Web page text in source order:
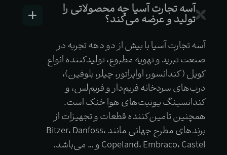
آسه تجارت آسیا چه محصولاتی را
تولید و عرضه می‌کند؟
آسه تجارت آسیا با بیش از دو دهه تجربه در
صنعت تبرید و تهویه مطبوع، تولیدکننده انواع
کویل (کندانسور، اواپراتور، چیلر، بلوفین)،
درب‌های سردخانه فریم‌دار و فریم‌لس، و
کندانسینگ یونیت‌های هوا خنک است.
همچنین تامین‌کننده قطعات و تجهیزات از
برندهای مطرح جهانی مانند Bitzer، Danfoss،
Copeland، Embraco، Castel و … می‌باشد.